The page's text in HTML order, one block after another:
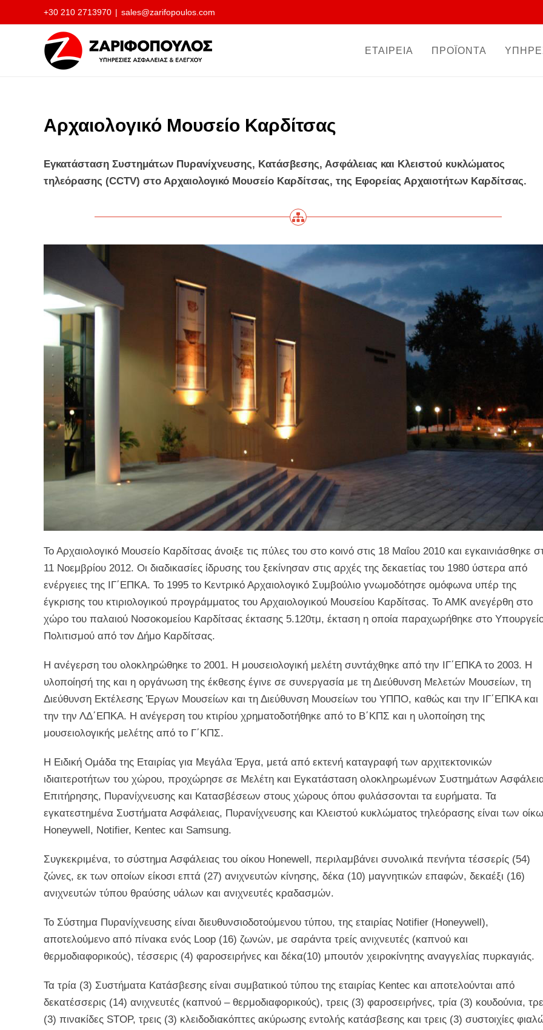
Μετάβαση
στο
περιεχόμενο
+30 210 2713970 | sales@zarifopoulos.com
ΕΤΑΙΡΕΙΑ ΠΡΟΪΟΝΤΑ
Αρχαιολογικό Μουσείο Καρδίτσας
Εγκατάσταση Συστημάτων Πυρανίχνευσης, Κατάσβεσης, Ασφάλειας και Κλειστού κυκλώματος
τηλεόρασης (CCTV) στο Αρχαιολογικό Μουσείο Καρδίτσας, της Εφορείας Αρχαιοτήτων Καρδίτσας.
Το Αρχαιολογικό Μουσείο Καρδίτσας άνοιξε τις πύλες του στο κοινό στις 18 Μαΐου 2010 και εγκαινιάσθηκε
11 Νοεμβρίου 2012. Οι διαδικασίες ίδρυσης του ξεκίνησαν στις αρχές της δεκαετίας του 1980 ύστερα από
ενέργειες της ΙΓ΄ΕΠΚΑ. Το 1995 το Κεντρικό Αρχαιολογικό Συμβούλιο γνωμοδότησε ομόφωνα υπέρ της
έγκρισης του κτιριολογικού προγράμματος του Αρχαιολογικού Μουσείου Καρδίτσας. Το ΑΜΚ ανεγέρθη στο
χώρο του παλαιού Νοσοκομείου Καρδίτσας έκτασης 5.120τμ, έκταση η οποία παραχωρήθηκε στο
Πολιτισμού από τον Δήμο Καρδίτσας.
Η ανέγερση του ολοκληρώθηκε το 2001. Η μουσειολογική μελέτη συντάχθηκε από την ΙΓ΄ΕΠΚΑ το 2003. Η
υλοποίησή της και η οργάνωση της έκθεσης έγινε σε συνεργασία με τη Διεύθυνση Μελετών Μουσείων, τη
Διεύθυνση Εκτέλεσης Έργων Μουσείων και τη Διεύθυνση Μουσείων του ΥΠΠΟ, καθώς και την ΙΓ΄ΕΠΚΑ και
την την ΛΔ΄ΕΠΚΑ. Η ανέγερση του κτιρίου χρηματοδοτήθηκε από το Β΄ΚΠΣ και η υλοποίηση της
μουσειολογικής μελέτης από το Γ΄ΚΠΣ.
Η Ειδική Ομάδα της Εταιρίας για Μεγάλα Έργα, μετά από εκτενή καταγραφή των αρχιτεκτονικών
ιδιαιτεροτήτων του χώρου, προχώρησε σε Μελέτη και Εγκατάσταση ολοκληρωμένων Συστημάτων
Επιτήρησης, Πυρανίχνευσης και Κατασβέσεων στους χώρους όπου φυλάσσονται τα ευρήματα. Τα
εγκατεστημένα Συστήματα Ασφάλειας, Πυρανίχνευσης και Κλειστού κυκλώματος τηλεόρασης είναι των
Honeywell, Notifier, Kentec και Samsung.
Συγκεκριμένα, το σύστημα Ασφάλειας του οίκου Honewell, περιλαμβάνει συνολικά πενήντα τέσσερίς (54)
ζώνες, εκ των οποίων είκοσι επτά (27) ανιχνευτών κίνησης, δέκα (10) μαγνητικών επαφών, δεκαέξι (16)
ανιχνευτών τύπου θραύσης υάλων και ανιχνευτές κραδασμών.
Το Σύστημα Πυρανίχνευσης είναι διευθυνσιοδοτούμενου τύπου, της εταιρίας Notifier (Honeywell),
αποτελούμενο από πίνακα ενός Loop (16) ζωνών, με σαράντα τρείς ανιχνευτές (καπνού και
θερμοδιαφορικούς), τέσσερις (4) φαροσειρήνες και δέκα(10) μπουτόν χειροκίνητης αναγγελίας πυρκαγιάς.
Τα τρία (3) Συστήματα Κατάσβεσης είναι συμβατικού τύπου της εταιρίας Kentec και αποτελούνται από
δεκατέσσερις (14) ανιχνευτές (καπνού – θερμοδιαφορικούς), τρεις (3) φαροσειρήνες, τρία (3) κουδούνια,
(3) πινακίδες STOP, τρεις (3) κλειδοδιακόπτες ακύρωσης εντολής κατάσβεσης και τρεις (3) συστοιχίες